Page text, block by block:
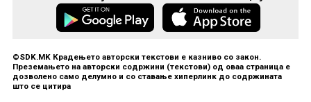
©SDK.MK Крадењето авторски текстови е казниво со закон.
Преземањето на авторски содржини (текстови) од оваа страница е
дозволено само делумно и со ставање хиперлинк до содржината
што се цитира